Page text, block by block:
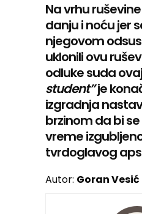
Na vrhu
danju i noću jer
njegovom
uklonili ovu
odluke suda
student”je
izgradnja
brzinom da bi
vreme
tvrdoglavog
Autor: Goran Vesić